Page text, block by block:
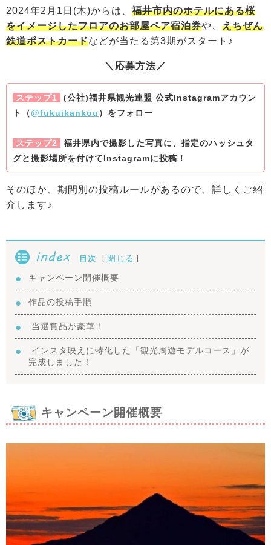
2024年2月1日(木)からは、 福井市内のホテルにある桜
をイメージしたフロアのお部屋ペア宿泊券や、 えちぜん
鉄道ポストカードなどが当たる第3期がスタート♪
＼応募方法／
ステップ1
(公社)福井県観光連盟 公式Instagramアカウン
ト（@fukuikankou ）をフォロー
ステップ2
福井県内で撮影した写真に、指定のハッシュタ
グと撮影場所を付けてInstagramに投稿！
そのほか、期間別の投稿ルールがあるので、詳しくご紹
介します♪
index 目次 [ 閉じる ]
キャンペーン開催概要
作品の投稿手順
当選賞品が豪華！
インスタ映えに特化した「観光周遊モデルコース」が
完成しました！
キャンペーン開催概要